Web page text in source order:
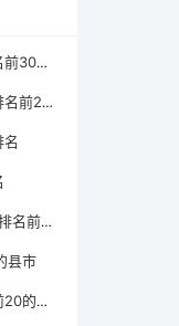
区县
的城市
的城市
县市
城市